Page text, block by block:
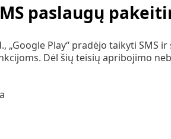
paslaugų
„Google Play“ pradėjo taikyti
Dėl šių teisių apribojimo